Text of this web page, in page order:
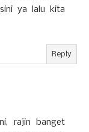
ya lalu kita
Reply
rajin banget